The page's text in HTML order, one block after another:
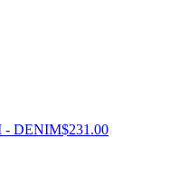
- DENIM$231.00